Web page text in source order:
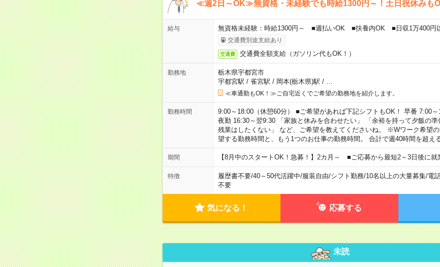
≪週2日～OK≫無資格・未経験でも時給1300円～！土日祝休みも
給与 無資格未経験：時給1300円～ ■週払いOK ■扶養内OK ■日収1万400円
交通費別途支給あり
交通費 交通費全額支給（ガソリン代もOK！）
勤務地
栃木県宇都宮市
宇都宮駅 / 雀宮駅 / 岡本(栃木県)駅 / …
≪車通勤もOK！≫ご自宅近くでご希望の勤務地を紹介します。
勤務時間
9:00～18:00（休憩60分） ■ご希望があれば下記シフトもOK！ 早番 7:00
夜勤 16:30～翌9:30 「家族と休みを合わせたい」 「余裕を持って夕飯の
残業はしたくない」 など、ご希望を教えてくださいね。 ※Wワーク希望
望する勤務時間と、もう1つのお仕事の勤務時間。 合計で週40時間を超え
期間 【8月中のスタートOK！急募！】2カ月～ ■ご応募から最短2～3日後に就
特徴 履歴書不要/40～50代活躍中/服装自由/シフト勤務/10名以上の大量募集/電
不要
気になる！ 応募する
未読